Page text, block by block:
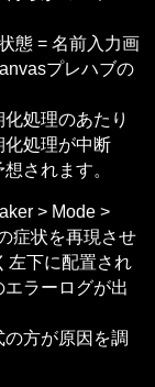
態 = 名前入力画
プレハブの
処理のあたり
化処理が中断
されます。
> Mode >
症状を再現させ
左下に配置され
ラーログが出
方が原因を調